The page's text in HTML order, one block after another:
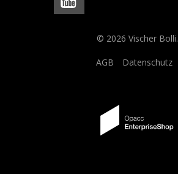
© 2026 Vischer Bolli.
AGB Datenschutz